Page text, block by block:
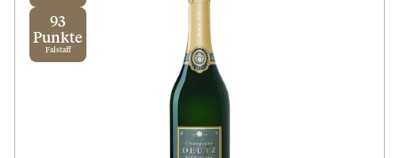
93
Punkte
Falstaff